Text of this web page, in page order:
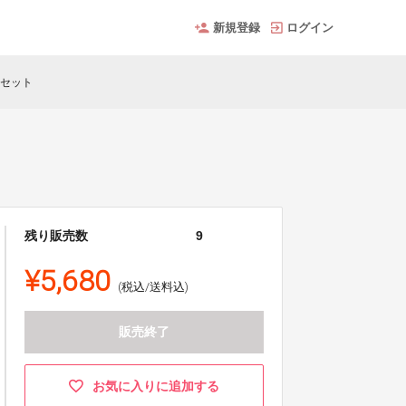
新規登録 ログイン
ット
残り販売数 9
¥5,680 (税込/送料込)
販売終了
お気に入りに追加する